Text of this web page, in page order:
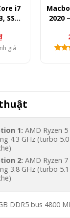
i7
SSD
15.6″
giá
2020
1: AMD Ryzen
4.3 GHz (turbo
2: AMD Ryzen
3.8 GHz (turbo
DDR5 bus 4800